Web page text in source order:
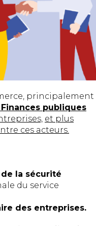
principalement
publiques
et plus
ces acteurs.
la sécurité
du service
des entreprises.